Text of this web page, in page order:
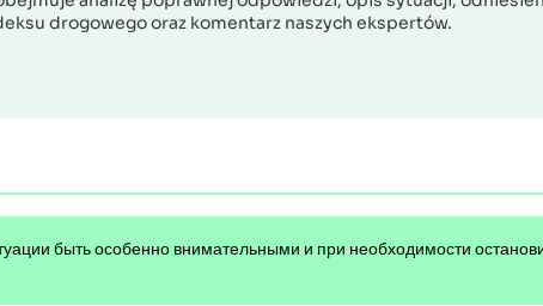
drogowego oraz komentarz naszych ekspertów.
быть особенно внимательными и при необходимости